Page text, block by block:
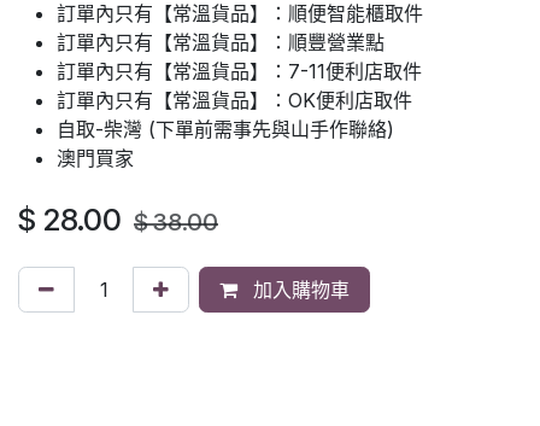
訂單內只有【常溫貨品】：順便智能櫃取件
訂單內只有【常溫貨品】：順豐營業點
訂單內只有【常溫貨品】：7-11便利店取件
訂單內只有【常溫貨品】：OK便利店取件
自取-柴灣 (下單前需事先與山手作聯絡)
澳門買家
$ 28.00 $38.00
加入購物車